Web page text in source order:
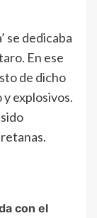
se dedicaba
En ese
de dicho
explosivos.
con el